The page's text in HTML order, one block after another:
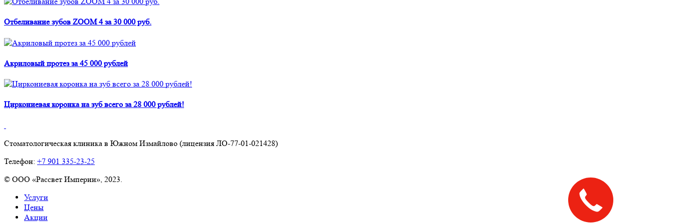
Отбеливание зубов ZOOM 4 за 30 000 руб.
Акриловый протез за 45 000 рублей
Циркониевая коронка на зуб всего за 28 000 рублей!
Стоматологическая клиника в Южном Измайлово (лицензия ЛО-77-01-021428)
Телефон: +7 901 335-23-25
© ООО «Рассвет Империи», 2023.
Услуги
Цены
Акции